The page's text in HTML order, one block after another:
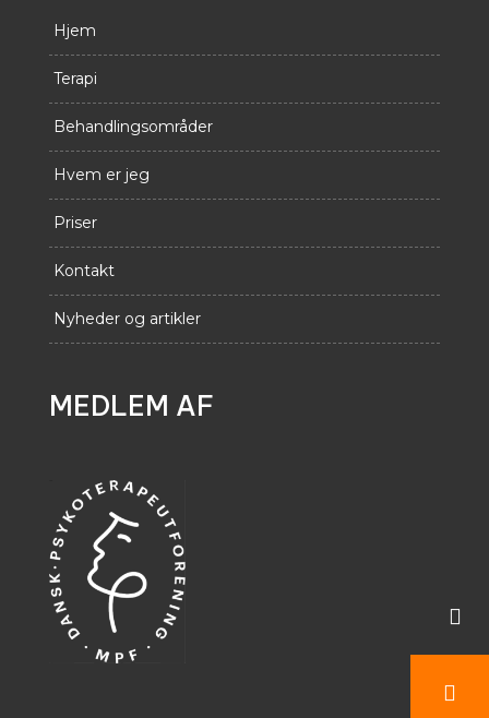
Hjem
Terapi
Behandlingsområder
Hvem er jeg
Priser
Kontakt
Nyheder og artikler
MEDLEM AF

